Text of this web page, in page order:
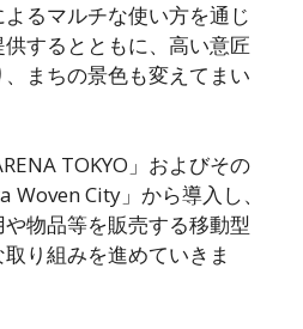
るマルチな使い方を通じ
するとともに、高い意匠
まちの景色も変えてまい
TOKYO」およびその
Woven City」から導入し、
物品等を販売する移動型
り組みを進めていきま